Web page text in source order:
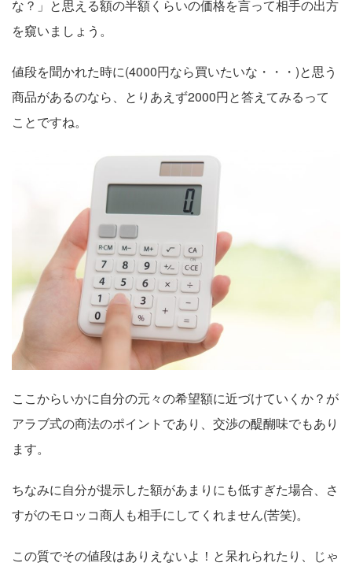
な？」と思える額の半額くらいの価格を言って相手の出方
を窺いましょう。
値段を聞かれた時に(4000円なら買いたいな・・・)と思う
商品があるのなら、とりあえず2000円と答えてみるって
ことですね。
ここからいかに自分の元々の希望額に近づけていくか？が
アラブ式の商法のポイントであり、交渉の醍醐味でもあり
ます。
ちなみに自分が提示した額があまりにも低すぎた場合、さ
すがのモロッコ商人も相手にしてくれません(苦笑)。
この質でその値段はありえないよ！と呆れられたり、じゃ